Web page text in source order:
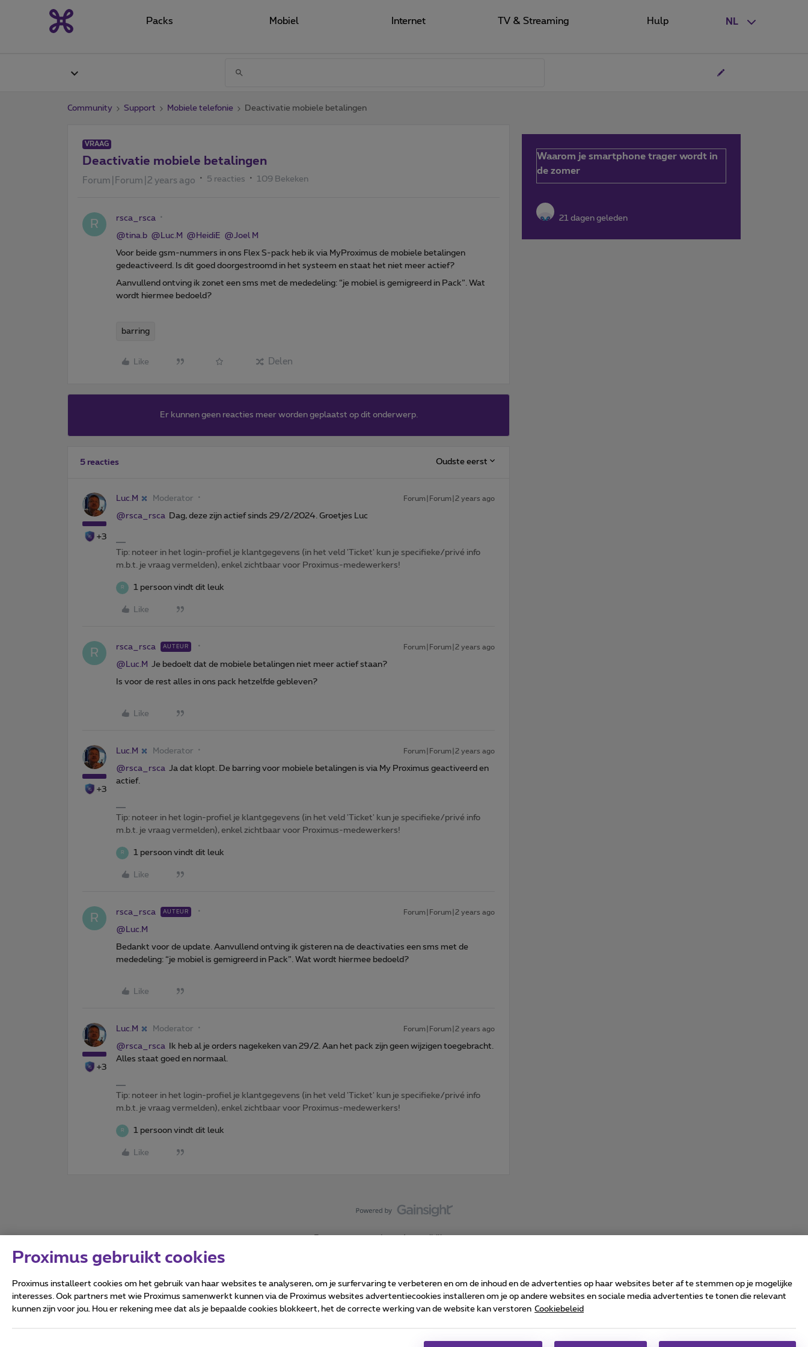
NL
Packs Mobiel Internet TV & Streaming Hulp
Community Support Mobiele telefonie Deactivatie mobiele betalingen
VRAAG
Deactivatie mobiele betalingen
Forum|Forum|2 years ago 5 reacties 109 Bekeken
R rsca_rsca
@tina.b @Luc.M @HeidiE @Joel M
Voor beide gsm-nummers in ons Flex S-pack heb ik via MyProximus de mobiele betalingen
gedeactiveerd. Is dit goed doorgestroomd in het systeem en staat het niet meer actief?
Aanvullend ontving ik zonet een sms met de mededeling: “je mobiel is gemigreerd in Pack”. Wat
wordt hiermee bedoeld?
barring
Like Delen
Er kunnen geen reacties meer worden geplaatst op dit onderwerp.
5 reacties Oudste eerst
+3
Luc.M Moderator Forum|Forum|2 years ago
@rsca_rsca Dag, deze zijn actief sinds 29/2/2024. Groetjes Luc
Tip: noteer in het login-profiel je klantgegevens (in het veld 'Ticket' kun je specifieke/privé info
m.b.t. je vraag vermelden), enkel zichtbaar voor Proximus-medewerkers!
R 1 persoon vindt dit leuk
Like
R rsca_rsca AUTEUR Forum|Forum|2 years ago
@Luc.M Je bedoelt dat de mobiele betalingen niet meer actief staan?
Is voor de rest alles in ons pack hetzelfde gebleven?
Like
+3
Luc.M Moderator Forum|Forum|2 years ago
@rsca_rsca Ja dat klopt. De barring voor mobiele betalingen is via My Proximus geactiveerd en
actief.
Tip: noteer in het login-profiel je klantgegevens (in het veld 'Ticket' kun je specifieke/privé info
m.b.t. je vraag vermelden), enkel zichtbaar voor Proximus-medewerkers!
R 1 persoon vindt dit leuk
Like
R rsca_rsca AUTEUR Forum|Forum|2 years ago
@Luc.M
Bedankt voor de update. Aanvullend ontving ik gisteren na de deactivaties een sms met de
mededeling: “je mobiel is gemigreerd in Pack”. Wat wordt hiermee bedoeld?
Like
+3
Luc.M Moderator Forum|Forum|2 years ago
@rsca_rsca Ik heb al je orders nagekeken van 29/2. Aan het pack zijn geen wijzigen toegebracht.
Alles staat goed en normaal.
Tip: noteer in het login-profiel je klantgegevens (in het veld 'Ticket' kun je specifieke/privé info
m.b.t. je vraag vermelden), enkel zichtbaar voor Proximus-medewerkers!
R 1 persoon vindt dit leuk
Like
Waarom je smartphone trager wordt in
de zomer
21 dagen geleden
Forumvoorwaarden Accessibility statement
Alle rechten voorbehouden. ©2026Proximus
Carrier & Wholesale Solutions
Proximus gebruikt cookies
Proximus installeert cookies om het gebruik van haar websites te analyseren, om je surfervaring te verbeteren en om de inhoud en de advertenties op haar websites beter af te stemmen op je mogelijke
interesses. Ook partners met wie Proximus samenwerkt kunnen via de Proximus websites advertentiecookies installeren om je op andere websites en sociale media advertenties te tonen die relevant
kunnen zijn voor jou. Hou er rekening mee dat als je bepaalde cookies blokkeert, het de correcte werking van de website kan verstoren Cookiebeleid